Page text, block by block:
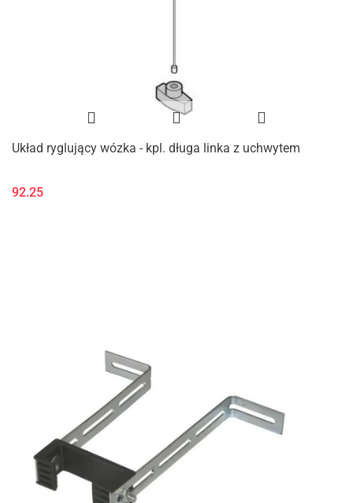
Układ ryglujący wózka - kpl. długa linka z uchwytem
92.25